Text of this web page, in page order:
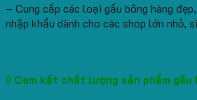
– Cung cấp các loại gấu bông hàng
nhập khẩu dành cho các shop lớn nhỏ,
◊ Cam kết chất lượng sản phẩm gấu